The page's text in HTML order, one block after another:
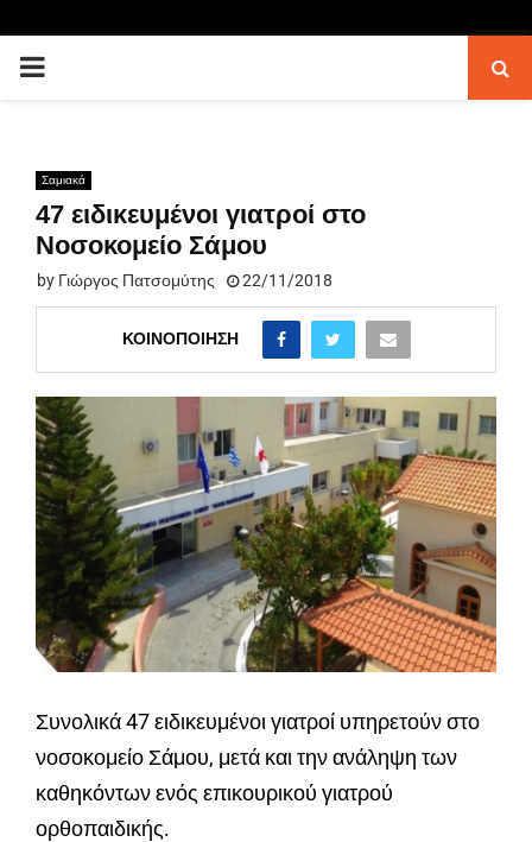
PRIMARY
Σαμιακά
47 ειδικευμένοι γιατροί στο
Νοσοκομείο Σάμου
by Γιώργος Πατσομύτης 22/11/2018
ΚΟΙΝΟΠΟΊΗΣΗ
Συνολικά 47 ειδικευμένοι γιατροί υπηρετούν στο
νοσοκομείο Σάμου, μετά και την ανάληψη των
καθηκόντων ενός επικουρικού γιατρού
ορθοπαιδικής.